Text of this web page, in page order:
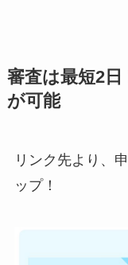
審査は最短2
が可能
リンク先より、
ップ！